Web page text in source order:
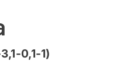
0,1-1)